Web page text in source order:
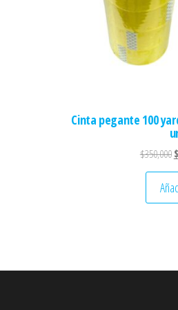
Cinta pegante 100
$350,000 $